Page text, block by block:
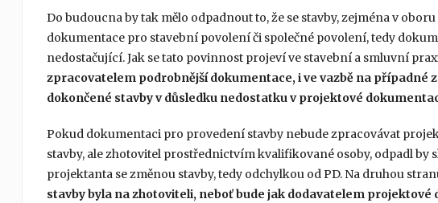
Do budoucna by tak mělo odpadnout to, že se stavby, zejména v
dokumentace pro stavební povolení či společné povolení, tedy
nedostačující. Jak se tato povinnost projeví ve stavební a smluvní
zpracovatelem podrobnější dokumentace, i ve vazbě na případné
dokončené stavby v důsledku nedostatku v projektové
Pokud dokumentaci pro provedení stavby nebude zpracovávat
stavby, ale zhotovitel prostřednictvím kvalifikované osoby, odpadl by
projektanta se změnou stavby, tedy odchylkou od PD. Na druhou
stavby byla na zhotoviteli, neboť bude jak dodavatelem